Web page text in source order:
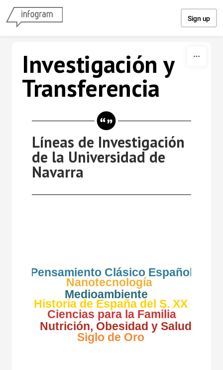
Sign up
Investigación y
Transferencia
Líneas de Investigación
de la Universidad de
Navarra
Historia de España del S. XX
Ciencias para la Familia
Medioambiente
Nanotecnología
Nutrición, Obesidad y Salud
Pensamiento Clásico Español
Siglo de Oro